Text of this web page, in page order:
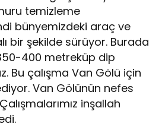
temizleme
bünyemizdeki araç ve
bir şekilde sürüyor. Burada
400 metreküp dip
Bu çalışma Van Gölü için
Van Gölünün nefes
inşallah